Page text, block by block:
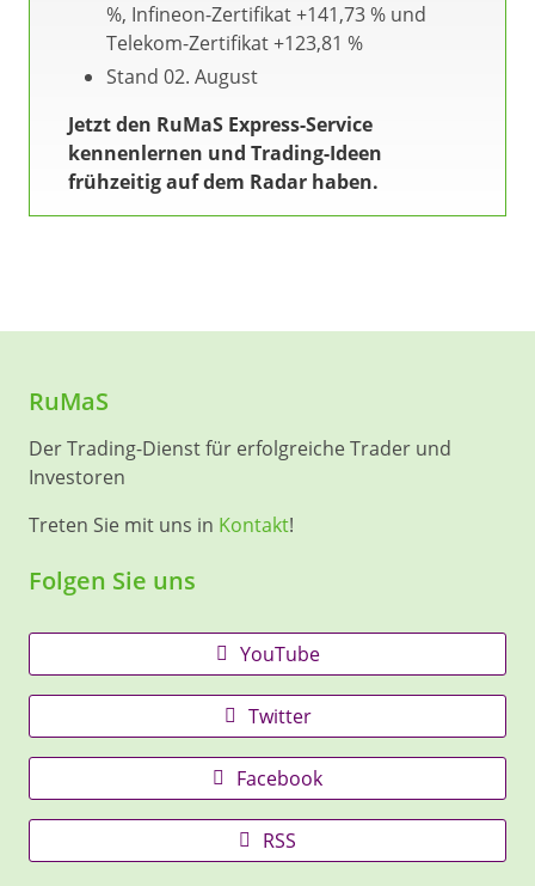
%, Infineon-Zertifikat +141,73 % und
Telekom-Zertifikat +123,81 %
Stand 02. August
Jetzt den RuMaS Express-Service
kennenlernen und Trading-Ideen
frühzeitig auf dem Radar haben.
RuMaS
Der Trading-Dienst für erfolgreiche Trader und
Investoren
Treten Sie mit uns in Kontakt!
Folgen Sie uns
YouTube
Twitter
Facebook
RSS